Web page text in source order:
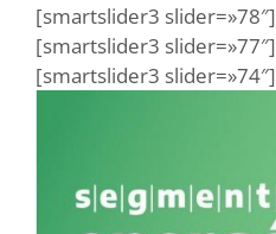
[smartslider3 slider=»78″]
[smartslider3 slider=»77″]
[smartslider3 slider=»74″]